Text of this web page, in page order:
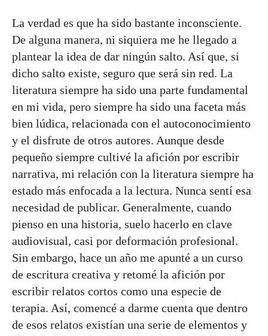
La verdad es que ha sido bastante inconsciente.
De alguna manera, ni siquiera me he llegado a
plantear la idea de dar ningún salto. Así que, si
dicho salto existe, seguro que será sin red. La
literatura siempre ha sido una parte fundamental
en mi vida, pero siempre ha sido una faceta más
bien lúdica, relacionada con el autoconocimiento
y el disfrute de otros autores. Aunque desde
pequeño siempre cultivé la afición por escribir
narrativa, mi relación con la literatura siempre ha
estado más enfocada a la lectura. Nunca sentí esa
necesidad de publicar. Generalmente, cuando
pienso en una historia, suelo hacerlo en clave
audiovisual, casi por deformación profesional.
Sin embargo, hace un año me apunté a un curso
de escritura creativa y retomé la afición por
escribir relatos cortos como una especie de
terapia. Así, comencé a darme cuenta que dentro
de esos relatos existían una serie de elementos y